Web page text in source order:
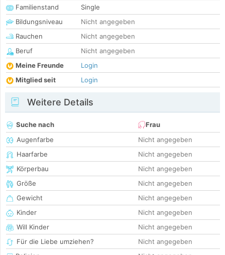
Familienstand
Single
Bildungsniveau
Nicht angegeben
Rauchen
Nicht angegeben
Beruf
Nicht angegeben
Meine Freunde
Login
Mitglied seit
Login
Weitere Details
Suche nach
Frau
Augenfarbe
Nicht angegeben
Haarfarbe
Nicht angegeben
Körperbau
Nicht angegeben
Größe
Nicht angegeben
Gewicht
Nicht angegeben
Kinder
Nicht angegeben
Will Kinder
Nicht angegeben
Für die Liebe umziehen?
Nicht angegeben